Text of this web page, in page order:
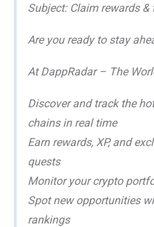
Subject: Claim rewards
Are you ready to stay
At DappRadar – The
Discover and track the
chains in real time
Earn rewards, XP, and
quests
Monitor your crypto
Spot new opportunities
rankings